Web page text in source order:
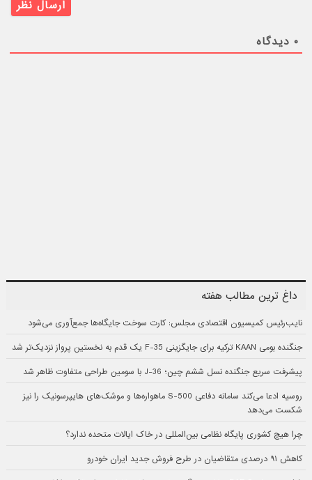
۰ دیدگاه
داغ ترین مطالب هفته
نایب‌رئیس کمیسیون اقتصادی مجلس: کارت سوخت جایگاه‌ها جمع‌آوری می‌شود
جنگنده بومی KAAN ترکیه برای جایگزینی F-35 یک قدم به نخستین پرواز نزدیک‌تر شد
پیشرفت سریع جنگنده نسل ششم چین؛ J-36 با سومین طراحی متفاوت ظاهر شد
روسیه ادعا می‌کند سامانه دفاعی S-500 ماهواره‌ها و موشک‌های هایپرسونیک را نیز
شکست می‌دهد
چرا هیچ کشوری پایگاه نظامی بین‌المللی در خاک ایالات متحده ندارد؟
کاهش ۹۱ درصدی متقاضیان در طرح فروش جدید ایران خودرو